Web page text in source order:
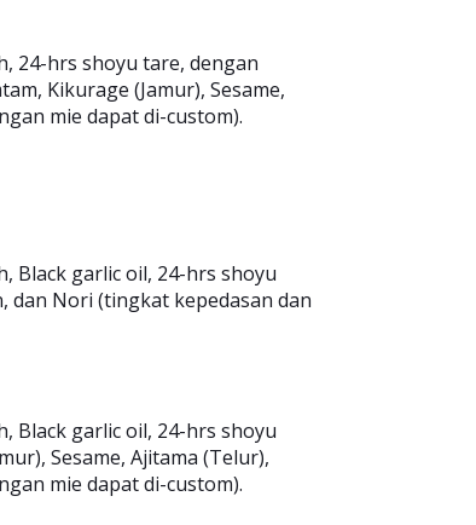
24-hrs shoyu tare, dengan
Kikurage (Jamur), Sesame,
mie dapat di-custom).
Black garlic oil, 24-hrs shoyu
dan Nori (tingkat kepedasan dan
Black garlic oil, 24-hrs shoyu
Sesame, Ajitama (Telur),
mie dapat di-custom).